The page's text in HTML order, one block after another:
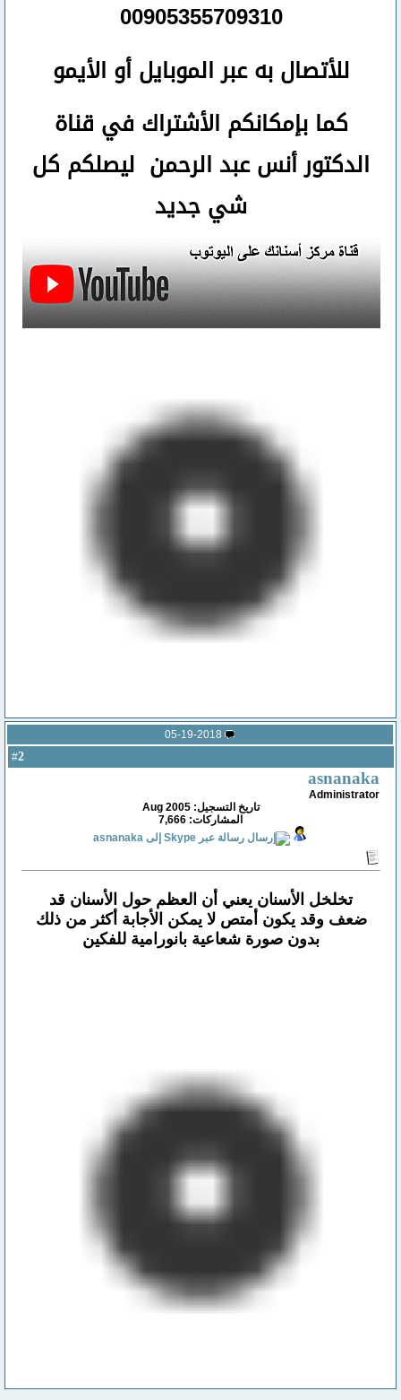
00905355709310
للأتصالبه عبر الموبايل أو الأيمو
كما بإمكانكم الأشتراك في قناة
الدكتور أنس عبد الرحمن ليصلكم كل
شي جديد
05-19-2018
2
asnanaka
Administrator
تاريخ التسجيل: Aug 2005
المشاركات: 7,666
تخلخل الأسنان يعني أن العظم حول الأسنان قد
ضعف وقد يكون أمتص لا يمكن الأجابة أكثر من ذلك
بدون صورة شعاعية بانورامية للفكين